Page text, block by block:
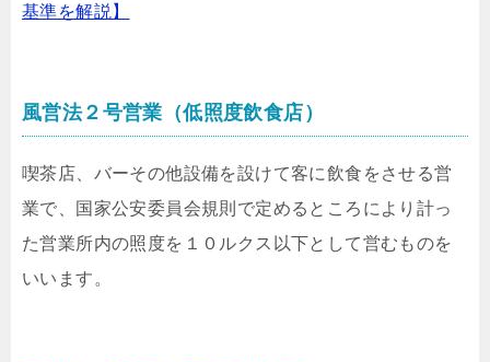
基準を解説】
風営法２号営業（低照度飲食店）
喫茶店、バーその他設備を設けて客に飲食をさせる営
業で、国家公安委員会規則で定めるところにより計っ
た営業所内の照度を１０ルクス以下として営むものを
いいます。